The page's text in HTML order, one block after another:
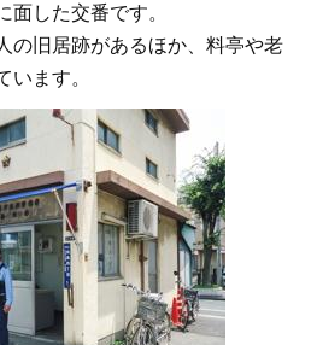
面した交番です。
の旧居跡があるほか、料亭や老
います。